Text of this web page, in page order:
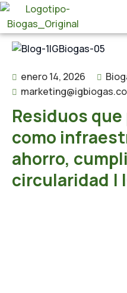
enero 14, 2026
Residuos
como
ahorro,
circularidad |